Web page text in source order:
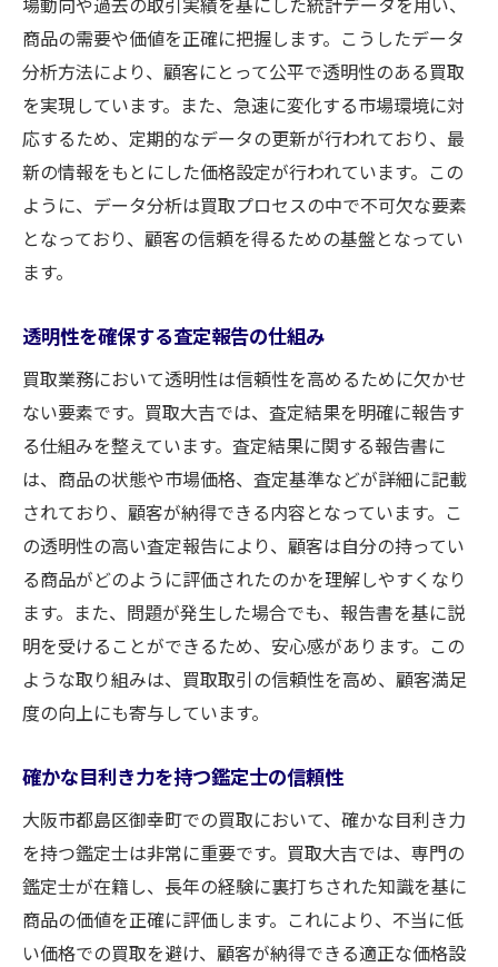
商品の需要や価値を正確に把握します。こうしたデータ
分析方法により、顧客にとって公平で透明性のある買取
を実現しています。また、急速に変化する市場環境に対
応するため、定期的なデータの更新が行われており、最
新の情報をもとにした価格設定が行われています。この
ように、データ分析は買取プロセスの中で不可欠な要素
となっており、顧客の信頼を得るための基盤となってい
ます。
透明性を確保する査定報告の仕組み
買取業務において透明性は信頼性を高めるために欠かせ
ない要素です。買取大吉では、査定結果を明確に報告す
る仕組みを整えています。査定結果に関する報告書に
は、商品の状態や市場価格、査定基準などが詳細に記載
されており、顧客が納得できる内容となっています。こ
の透明性の高い査定報告により、顧客は自分の持ってい
る商品がどのように評価されたのかを理解しやすくなり
ます。また、問題が発生した場合でも、報告書を基に説
明を受けることができるため、安心感があります。この
ような取り組みは、買取取引の信頼性を高め、顧客満足
度の向上にも寄与しています。
確かな目利き力を持つ鑑定士の信頼性
大阪市都島区御幸町での買取において、確かな目利き力
を持つ鑑定士は非常に重要です。買取大吉では、専門の
鑑定士が在籍し、長年の経験に裏打ちされた知識を基に
商品の価値を正確に評価します。これにより、不当に低
い価格での買取を避け、顧客が納得できる適正な価格設